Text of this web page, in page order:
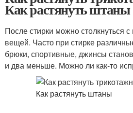
Как растянуть штаны
После стирки можно столкнуться
вещей. Часто при стирке
брюки, спортивные, джинсы
и два меньше. Можно ли как-то